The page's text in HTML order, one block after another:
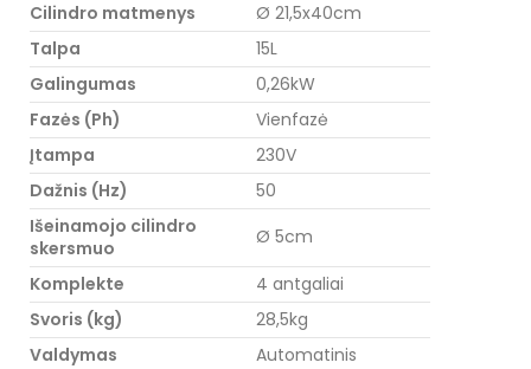
Cilindro matmenys
Ø 21,5x40cm
Talpa
15L
Galingumas
0,26kW
Fazės (Ph)
Vienfazė
Įtampa
230V
Dažnis (Hz)
50
Išeinamojo cilindro
skersmuo
Ø 5cm
Komplekte
4 antgaliai
Svoris (kg)
28,5kg
Valdymas
Automatinis